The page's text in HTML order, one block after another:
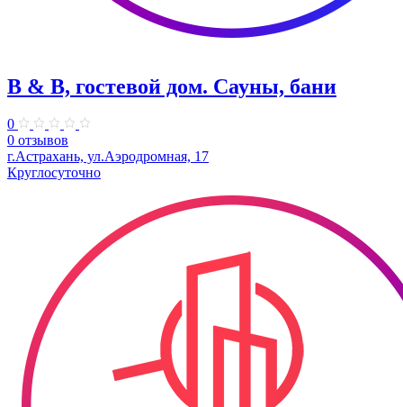
B & B, гостевой дом. Сауны, бани
0
0 отзывов
г.Астрахань, ул.Аэродромная, 17
Круглосуточно